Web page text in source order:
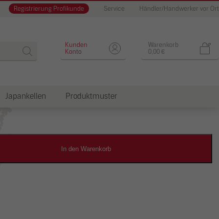
Registrierung Profikunde Service Händler/Handwerker vor Ort
Warenkorb
0,00 €
Kunden
Konto
Japankellen Produktmuster
Designputz
In den Warenkorb